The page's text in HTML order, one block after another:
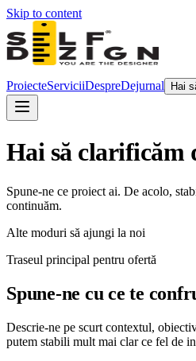
Skip to content
ProiecteServiciiDespreDejurnal Hai
Hai să clarificăm
Spune-ne ce proiect ai. De acolo,
continuăm.
Alte moduri să ajungi la noi
Traseul principal pentru ofertă
Spune-ne cu ce te
Descrie-ne pe scurt contextul,
putem stabili mult mai clar ce fel de